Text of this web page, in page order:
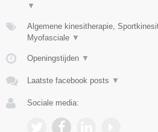
▼
Algemene kinesitherapie,
Myofasciale ▼
Openingstijden ▼
Laatste facebook posts ▼
Sociale media: